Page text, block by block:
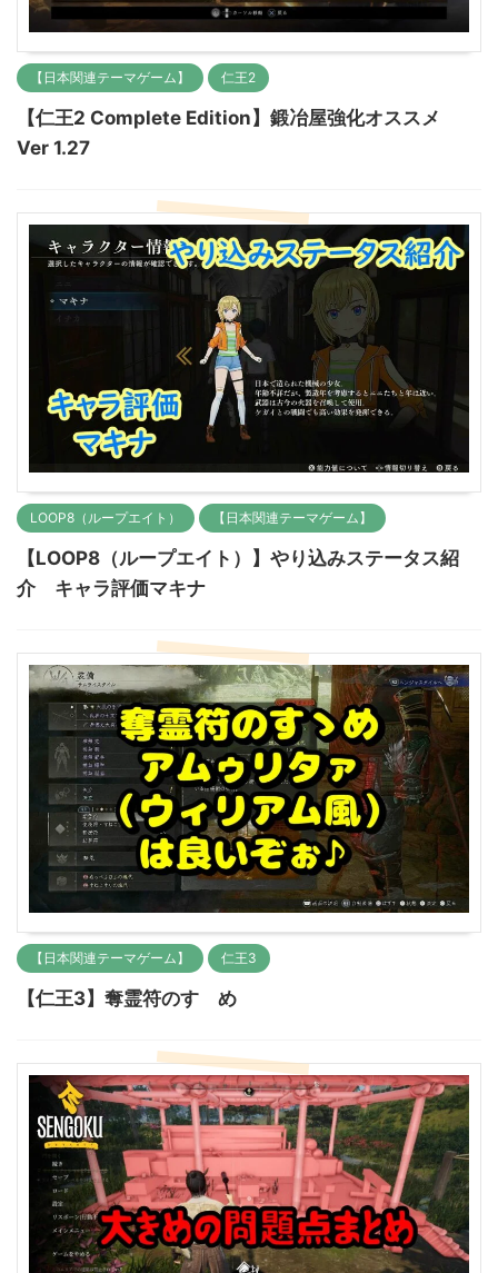
【日本関連テーマゲーム】 仁王2
【仁王2 Complete Edition】鍛冶屋強化オススメ
Ver 1.27
LOOP8（ループエイト） 【日本関連テーマゲーム】
【LOOP8（ループエイト）】やり込みステータス紹
介 キャラ評価マキナ
【日本関連テーマゲーム】 仁王3
【仁王3】奪霊符のすゝめ